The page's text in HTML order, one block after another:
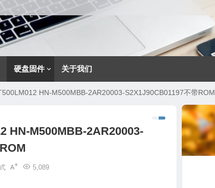
硬盘固件 关于我们
HN-M500MBB-2AR20003-S2X1J90CB01197不带ROM
HN-M500MBB-2AR20003-
5,089